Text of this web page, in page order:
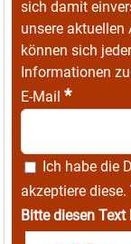
sich damit
unsere
können sich
Informationen
E-Mail *
Ich habe die
akzeptiere diese.
Bitte diesen